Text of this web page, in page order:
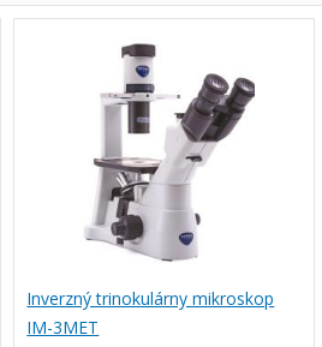
Inverzný trinokulárny mikroskop
IM-3MET